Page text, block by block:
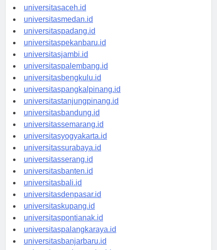
universitasaceh.id
universitasmedan.id
universitaspadang.id
universitaspekanbaru.id
universitasjambi.id
universitaspalembang.id
universitasbengkulu.id
universitaspangkalpinang.id
universitastanjungpinang.id
universitasbandung.id
universitassemarang.id
universitasyogyakarta.id
universitassurabaya.id
universitasserang.id
universitasbanten.id
universitasbali.id
universitasdenpasar.id
universitaskupang.id
universitaspontianak.id
universitaspalangkaraya.id